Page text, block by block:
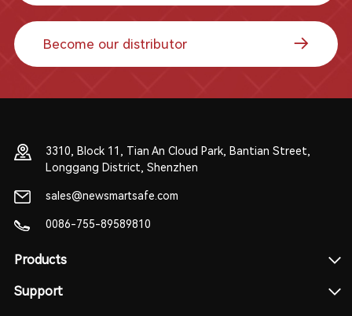
Become our distributor
3310, Block 11, Tian An Cloud Park, Bantian Street,
Longgang District, Shenzhen
sales@newsmartsafe.com
0086-755-89589810
Products
Support